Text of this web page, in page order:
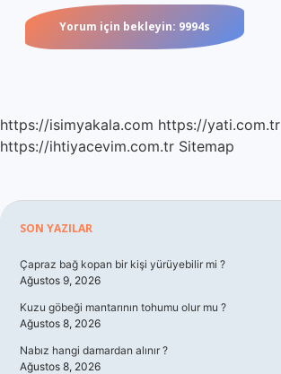
https://isimyakala.com https://yati.com.tr
https://ihtiyacevim.com.tr Sitemap
Sidebar
SON YAZILAR
Çapraz bağ kopan bir kişi yürüyebilir mi ?
Ağustos 9, 2026
Kuzu göbeği mantarının tohumu olur mu ?
Ağustos 8, 2026
Nabız hangi damardan alınır ?
Ağustos 8, 2026